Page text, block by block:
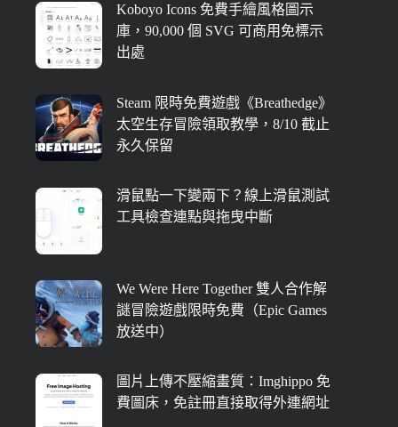
Koboyo Icons 免費手繪風格圖示
庫，90,000 個 SVG 可商用免標示
出處
Steam 限時免費遊戲《Breathedge》
太空生存冒險領取教學，8/10 截止
永久保留
滑鼠點一下變兩下？線上滑鼠測試
工具檢查連點與拖曳中斷
We Were Here Together 雙人合作解
謎冒險遊戲限時免費（Epic Games
放送中）
圖片上傳不壓縮畫質：Imghippo 免
費圖床，免註冊直接取得外連網址